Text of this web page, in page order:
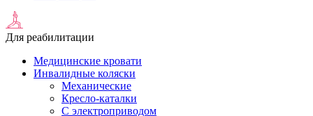
Для реабилитации
Медицинские кровати
Инвалидные коляски
Механические
Кресло-каталки
С электроприводом